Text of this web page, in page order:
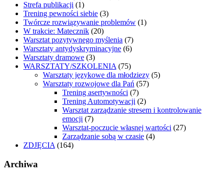
Strefa publikacji (1)
Trening pewności siebie (3)
Twórcze rozwiązywanie problemów (1)
W trakcie: Matecznik (20)
Warsztat pozytywnego myślenia (7)
Warsztaty antydyskryminacyjne (6)
Warsztaty dramowe (3)
WARSZTATY/SZKOLENIA (75)
Warsztaty językowe dla młodziezy (5)
Warsztaty rozwojowe dla Pań (57)
Trening asertywności (7)
Trening Automotywacji (2)
Warsztat zarządzanie stresem i kontrolowanie
emocji (7)
Warsztat-poczucie własnej wartości (27)
Zarządzanie sobą w czasie (4)
ZDJĘCIA (164)
Archiwa